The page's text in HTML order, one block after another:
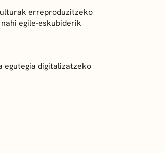
erreproduzitzeko
egile-eskubiderik
egutegia digitalizatzeko